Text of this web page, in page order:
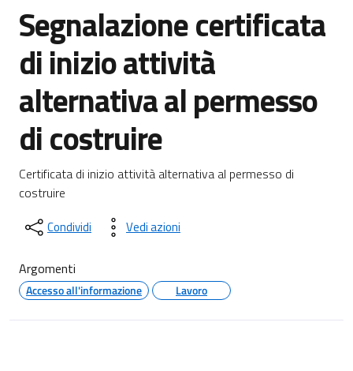
Segnalazione certificata
di inizio attività
alternativa al permesso
di costruire
Dettagli del documento
Certificata di inizio attività alternativa al permesso di
costruire
Condividi Vedi azioni
Argomenti
Accesso all'informazione Lavoro